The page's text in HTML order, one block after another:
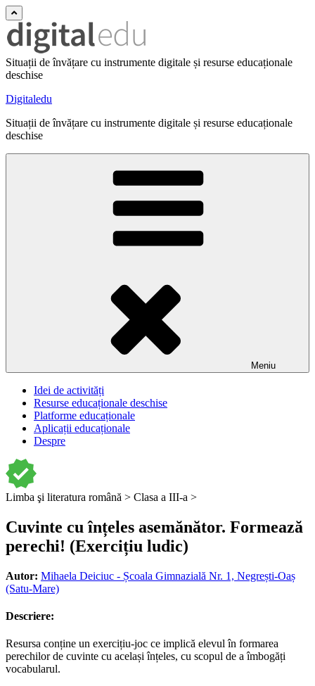
Situații de învățare cu instrumente digitale și resurse educaționale
deschise
Digitaledu
Situații de învățare cu instrumente digitale și resurse educaționale
deschise
Meniu
Idei de activități
Resurse educaționale deschise
Platforme educaționale
Aplicații educaționale
Despre
Limba şi literatura română > Clasa a III-a >
Cuvinte cu înțeles asemănător. Formează
perechi! (Exercițiu ludic)
Autor: Mihaela Deiciuc - Școala Gimnazială Nr. 1, Negrești-Oaș
(Satu-Mare)
Descriere:
Resursa conține un exercițiu-joc ce implică elevul în formarea
perechilor de cuvinte cu același înțeles, cu scopul de a îmbogăți
vocabularul.